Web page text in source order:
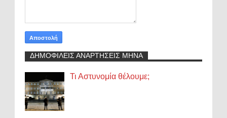
ΔΗΜΟΦΙΛΕΙΣ ΑΝΑΡΤΗΣΕΙΣ ΜΗΝΑ
Τι Αστυνομία θέλουμε;